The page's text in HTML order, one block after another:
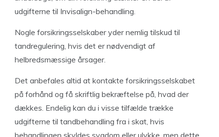
udgifterne til Invisalign-behandling.
Nogle forsikringsselskaber yder nemlig tilskud til
tandregulering, hvis det er nødvendigt af
helbredsmæssige årsager.
Det anbefales altid at kontakte forsikringsselskabet
på forhånd og få skriftlig bekræftelse på, hvad der
dækkes. Endelig kan du i visse tilfælde trække
udgifterne til tandbehandling fra i skat, hvis
behandlingen skyldes sygdom eller ulykke, men dette